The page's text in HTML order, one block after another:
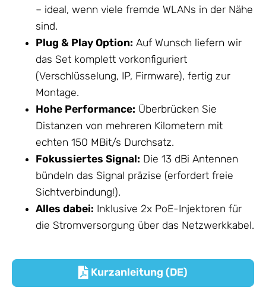
– ideal, wenn viele fremde WLANs in der Nähe
sind.
Plug & Play Option: Auf Wunsch liefern wir
das Set komplett vorkonfiguriert
(Verschlüsselung, IP, Firmware), fertig zur
Montage.
Hohe Performance: Überbrücken Sie
Distanzen von mehreren Kilometern mit
echten 150 MBit/s Durchsatz.
Fokussiertes Signal: Die 13 dBi Antennen
bündeln das Signal präzise (erfordert freie
Sichtverbindung!).
Alles dabei: Inklusive 2x PoE-Injektoren für
die Stromversorgung über das Netzwerkkabel.
 Kurzanleitung (DE)